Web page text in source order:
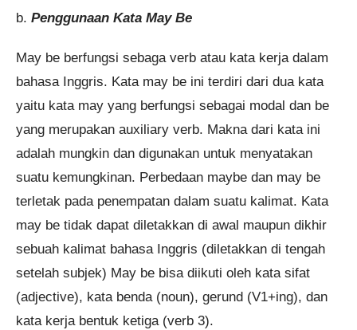
b. Penggunaan Kata May Be
May be berfungsi sebaga verb atau kata kerja dalam
bahasa Inggris. Kata may be ini terdiri dari dua kata
yaitu kata may yang berfungsi sebagai modal dan be
yang merupakan auxiliary verb. Makna dari kata ini
adalah mungkin dan digunakan untuk menyatakan
suatu kemungkinan. Perbedaan maybe dan may be
terletak pada penempatan dalam suatu kalimat. Kata
may be tidak dapat diletakkan di awal maupun dikhir
sebuah kalimat bahasa Inggris (diletakkan di tengah
setelah subjek) May be bisa diikuti oleh kata sifat
(adjective), kata benda (noun), gerund (V1+ing), dan
kata kerja bentuk ketiga (verb 3).